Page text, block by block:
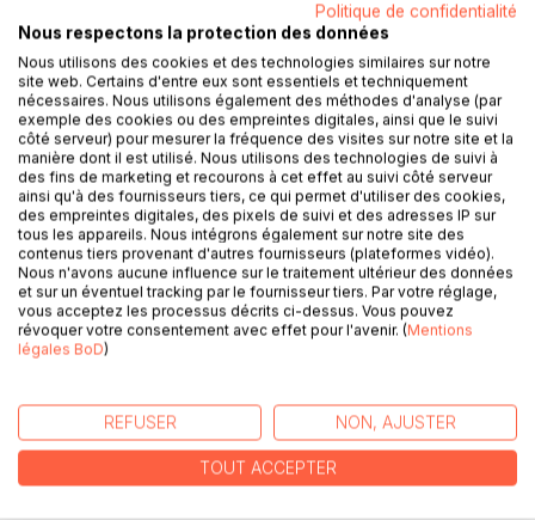
Hybride romance est une œuvre dramaturgique qui relate
le métissage culturel à travers la rencontre de deux êtres
en quête d'amour et de vie. L'un fils d'Afrique et l'autre fille
d'une France épique.
Le poète : je suis Ntsila, poète de la vie et de l’amour, je
viens d’Afrique, je voyage à travers l’existence à la
recherche de mon âme sœur. Et toi admirable fille,
comment t’appelles-tu ?
La poétesse : Aurore, je suis un cœur meurtri, je pleure
l’amour et je suis à la recherche de mes parents disparus...
La complainte de la vierge souillée est un monologue qui
-Ils m’ont violé et ont pris ma virginité
Je ne sens plus mon corps
Je ne sens plus rien en moi
Politique de confidentialité
Nous respectons la protection des données
Nous utilisons des cookies et des technologies similaires sur notre
site web. Certains d'entre eux sont essentiels et techniquement
nécessaires. Nous utilisons également des méthodes d'analyse (par
exemple des cookies ou des empreintes digitales, ainsi que le suivi
côté serveur) pour mesurer la fréquence des visites sur notre site et la
manière dont il est utilisé. Nous utilisons des technologies de suivi à
des fins de marketing et recourons à cet effet au suivi côté serveur
ainsi qu'à des fournisseurs tiers, ce qui permet d'utiliser des cookies,
des empreintes digitales, des pixels de suivi et des adresses IP sur
tous les appareils. Nous intégrons également sur notre site des
contenus tiers provenant d'autres fournisseurs (plateformes vidéo).
Nous n'avons aucune influence sur le traitement ultérieur des données
et sur un éventuel tracking par le fournisseur tiers. Par votre réglage,
vous acceptez les processus décrits ci-dessus. Vous pouvez
révoquer votre consentement avec effet pour l'avenir. (Mentions
légales BoD)
REFUSER NON, AJUSTER
TOUT ACCEPTER